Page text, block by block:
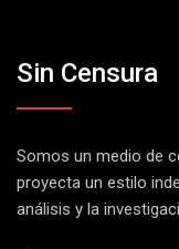
Sin Censura
Somos un medio de
proyecta un estilo
análisis y la